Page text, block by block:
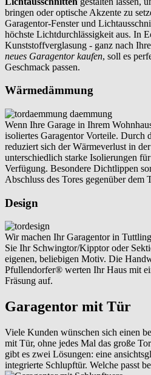
bringen oder optische Akzente zu
Garagentor-Fenster und
höchste Lichtdurchlässigkeit aus. In
Kunststoffverglasung - ganz nach
neues Garagentor kaufen, soll es
Geschmack passen.
Wärmedämmung
Wenn Ihre Garage in Ihrem
isoliertes Garagentor Vorteile. Durch
reduziert sich der Wärmeverlust in
unterschiedlich starke Isolierungen
Verfügung. Besondere Dichtlippen
Abschluss des Tores gegenüber dem
Design
Wir machen Ihr Garagentor in
Sie Ihr Schwingtor/Kipptor oder
eigenen, beliebigen Motiv. Die
Pfullendorfer® werten Ihr Haus mit
Fräsung auf.
Garagentor mit Tür
Viele Kunden wünschen sich einen
mit Tür, ohne jedes Mal das große
gibt es zwei Lösungen: eine
integrierte Schlupftür. Welche passt